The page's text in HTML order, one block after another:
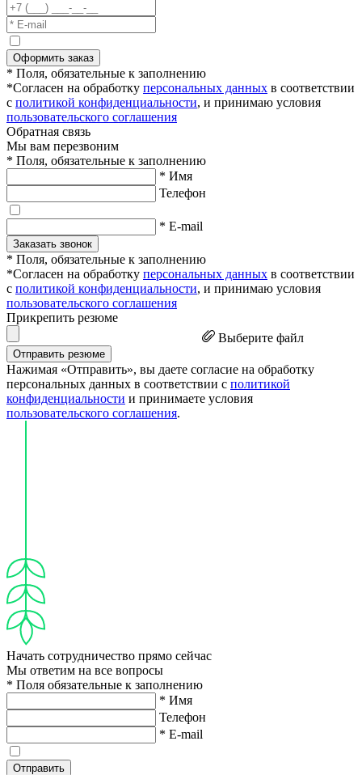
Оформить заказ
* Поля, обязательные к заполнению
*Согласен на обработку персональных данных в соответствии
с политикой конфиденциальности, и принимаю условия
пользовательского соглашения
Обратная связь
Мы вам перезвоним
* Поля, обязательные к заполнению
* Имя
Телефон
* E-mail
Заказать звонок
* Поля, обязательные к заполнению
*Согласен на обработку персональных данных в соответствии
с политикой конфиденциальности, и принимаю условия
пользовательского соглашения
Прикрепить резюме
Выберите файл
Отправить резюме
Нажимая «Отправить», вы даете согласие на обработку
персональных данных в соответствии с политикой
конфиденциальности и принимаете условия
пользовательского соглашения.
Начать сотрудничество прямо сейчас
Мы ответим на все вопросы
* Поля обязательные к заполнению
* Имя
Телефон
* E-mail
Отправить